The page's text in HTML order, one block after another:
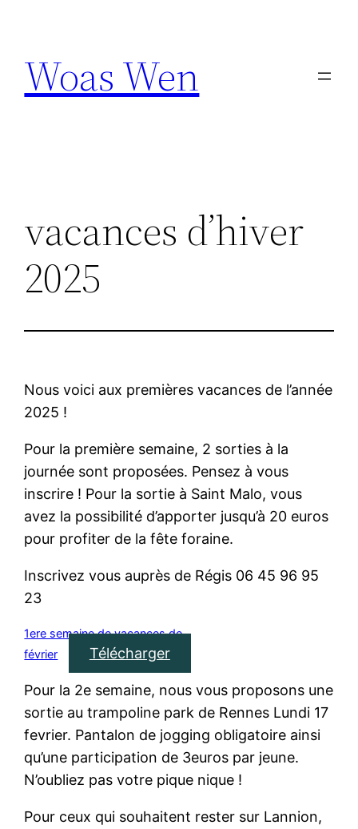
contenu
Woas Wen
vacances d’hiver
2025
Nous voici aux premières vacances de l’année
2025 !
Pour la première semaine, 2 sorties à la
journée sont proposées. Pensez à vous
inscrire ! Pour la sortie à Saint Malo, vous
avez la possibilité d’apporter jusqu’à 20 euros
pour profiter de la fête foraine.
Inscrivez vous auprès de Régis 06 45 96 95
23
1ere semaine de vacances de
février
Télécharger
Pour la 2e semaine, nous vous proposons une
sortie au trampoline park de Rennes Lundi 17
fevrier. Pantalon de jogging obligatoire ainsi
qu’une participation de 3euros par jeune.
N’oubliez pas votre pique nique !
Pour ceux qui souhaitent rester sur Lannion,